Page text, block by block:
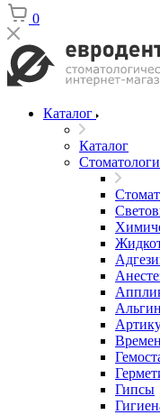
0
Каталог
Каталог
Гипсы